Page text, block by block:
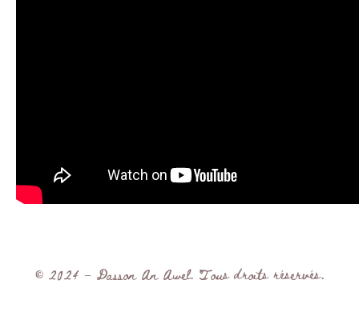
© 2024 – Dasson An Awel. Tous droits réservés.